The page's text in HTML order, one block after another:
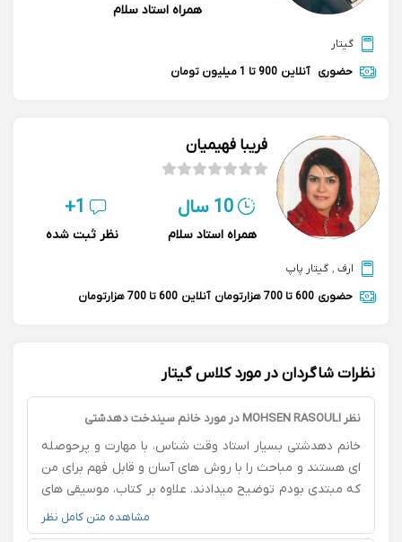
همراه استاد سلام
گیتار
حضوری
آنلاین 900 تا 1 میلیون تومان
فریبا فهیمیان
10 سال
همراه استاد سلام
1+
نظر ثبت شده
ارف , گیتار پاپ
حضوری 600 تا 700 هزارتومان آنلاین 600 تا 700 هزارتومان
نظرات شاگردان در مورد کلاس گیتار
نظر MOHSEN RASOULI در مورد خانم سيندخت دهدشتی
خانم دهدشتی بسیار استاد وقت شناس، با مهارت و پرحوصله
ای هستند و مباحث را با روش های آسان و قابل فهم برای من
که مبتدی بودم توضیح میدادند. علاوه بر کتاب، موسیقی های
دلخواه من را هم آموزش میدادند و تمرین های هر جلسه را
به دقت و با حوصله دنبال و رفع اشکال میکردند و شاگرد را
مشاهده متن کامل نظر